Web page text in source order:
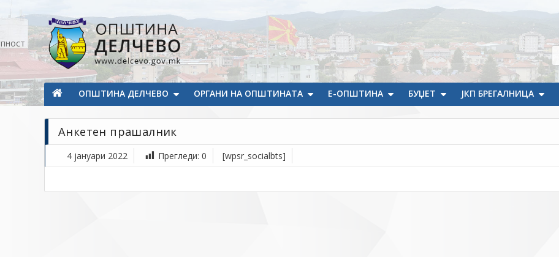
Општина Делчево
Општина Делчево
ОПШТИНА ДЕЛЧЕВО ОРГАНИ НА ОПШТИНАТА Е-ОПШТИНА БУЏЕТ ЈКП БРЕГАЛНИЦА
Анкетен прашалник
4 јануари 2022 Прегледи: 0 [wpsr_socialbts]